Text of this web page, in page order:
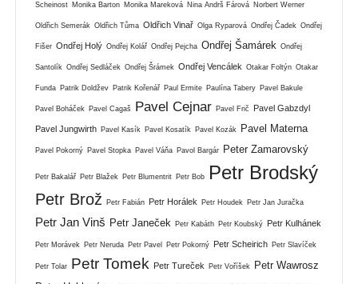
Scheinost Monika Barton Monika Mareková Nina Andrš Fárová Norbert Werner
Oldřich Semerák Oldřich Tůma Oldřich Vinař Olga Ryparová Ondřej Čadek Ondřej
Fišer Ondřej Holý Ondřej Kolář Ondřej Pejcha Ondřej Šamárek Ondřej
Santolík Ondřej Sedláček Ondřej Šrámek Ondřej Vencálek Otakar Foltýn Otakar
Funda Patrik Doldžev Patrik Kořenář Paul Ermite Paulína Tabery Pavel Bakule
Pavel Boháček Pavel Cagaš Pavel Cejnar Pavel Frič Pavel Gabzdyl
Pavel Jungwirth Pavel Kasík Pavel Kosatík Pavel Kozák Pavel Materna
Pavel Pokorný Pavel Stopka Pavel Váňa Pavol Bargár Peter Zamarovský
Petr Bakalář Petr Blažek Petr Blumentrit Petr Bob Petr Brodský
Petr Brož Petr Fabián Petr Horálek Petr Houdek Petr Jan Juračka
Petr Jan Vinš Petr Janeček Petr Kabáth Petr Koubský Petr Kulhánek
Petr Morávek Petr Neruda Petr Pavel Petr Pokorný Petr Scheirich Petr Slavíček
Petr Tolar Petr Tomek Petr Tureček Petr Voříšek
Petr Wawrosz